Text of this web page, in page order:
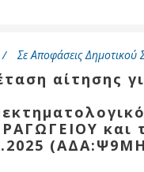
Αθλητικές
Αθλητικές
Εκδηλώσεις
Σε Αποφάσεις Δημοτικού
αίτησης